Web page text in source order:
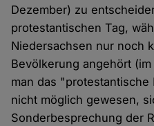
Dezember) zu
protestantischen Tag,
Niedersachsen nur noch
Bevölkerung angehört
man das "protestantische
nicht möglich gewesen,
Sonderbesprechung der